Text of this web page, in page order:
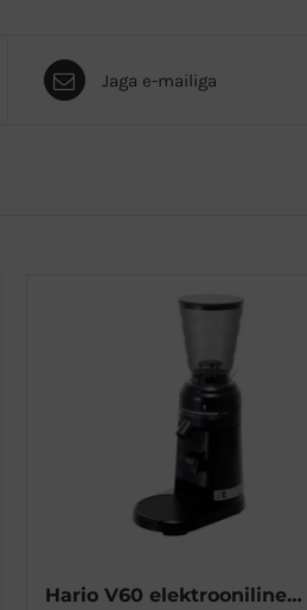
Jaga e-mailiga
Hario V60 elektrooniline veski compact